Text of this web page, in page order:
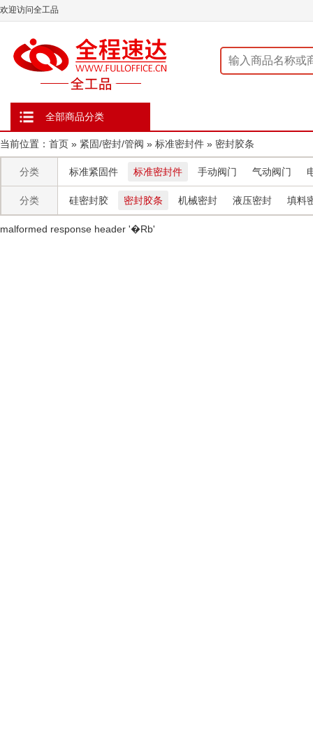
欢迎访问全工品
全部商品分类
当前位置： 首页 » 紧固/密封/管阀 » 标准密封件 » 密封胶条
分类 标准紧固件 标准密封件 手动阀门 气动阀门
分类 硅密封胶 密封胶条 机械密封 液压密封 填料
malformed response header ' �Rb'